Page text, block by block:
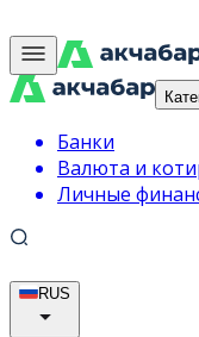
Банки
Валюта и
Личные
RUS